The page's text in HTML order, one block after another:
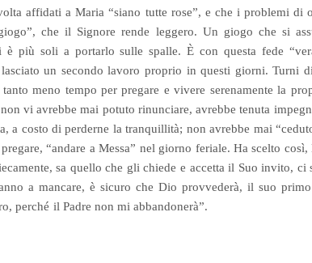
affidati a Maria “siano tutte rose”, e che i problemi di
che il Signore rende leggero. Un giogo che si
è più soli a portarlo sulle spalle. È con questa fede
un secondo lavoro proprio in questi giorni. Turni
meno tempo per pregare e vivere serenamente la
vi avrebbe mai potuto rinunciare, avrebbe tenuta
a costo di perderne la tranquillità; non avrebbe mai
“andare a Messa” nel giorno feriale. Ha scelto
sa quello che gli chiede e accetta il Suo invito, ci
a mancare, è sicuro che Dio provvederà, il suo
perché il Padre non mi abbandonerà”.